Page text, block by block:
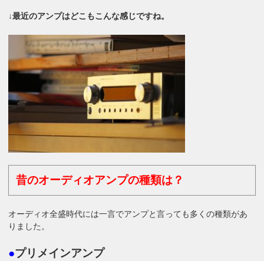
↓最近のアンプはどこもこんな感じですね。
昔のオーディオアンプの種類は？
オーディオ全盛時代には一言でアンプと言っても多くの種類があ
りました。
●プリメインアンプ